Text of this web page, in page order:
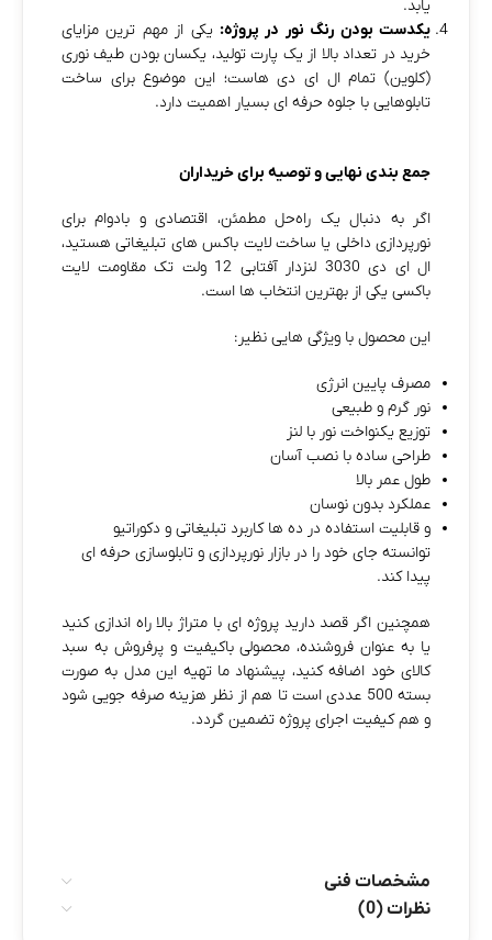
یابد.
یکدست بودن رنگ نور در پروژه: یکی از مهم‌ ترین مزایای
خرید در تعداد بالا از یک پارت تولید، یکسان بودن طیف نوری
(کلوین) تمام ال‌ ای‌ دی‌ هاست؛ این موضوع برای ساخت
تابلوهایی با جلوه حرفه‌ ای بسیار اهمیت دارد.
جمع‌ بندی نهایی و توصیه برای خریداران
اگر به‌ دنبال یک راه‌حل مطمئن، اقتصادی و بادوام برای
نورپردازی داخلی یا ساخت لایت‌ باکس‌ های تبلیغاتی هستید،
ال‌ ای‌ دی 3030 لنزدار آفتابی 12 ولت تک مقاومت لایت‌
باکسی یکی از بهترین انتخاب‌ ها است.
این محصول با ویژگی‌ هایی نظیر:
مصرف پایین انرژی
نور گرم و طبیعی
توزیع یکنواخت نور با لنز
طراحی ساده با نصب آسان
طول عمر بالا
عملکرد بدون نوسان
و قابلیت استفاده در ده‌ ها کاربرد تبلیغاتی و دکوراتیو
توانسته جای خود را در بازار نورپردازی و تابلو‌سازی حرفه‌ ای
پیدا کند.
همچنین اگر قصد دارید پروژه‌ ای با متراژ بالا راه‌ اندازی کنید
یا به‌ عنوان فروشنده، محصولی باکیفیت و پرفروش به سبد
کالای خود اضافه کنید، پیشنهاد ما تهیه این مدل به‌ صورت
بسته 500 عددی است تا هم از نظر هزینه صرفه‌ جویی شود
و هم کیفیت اجرای پروژه تضمین گردد.
مشخصات فنی
نظرات (0)